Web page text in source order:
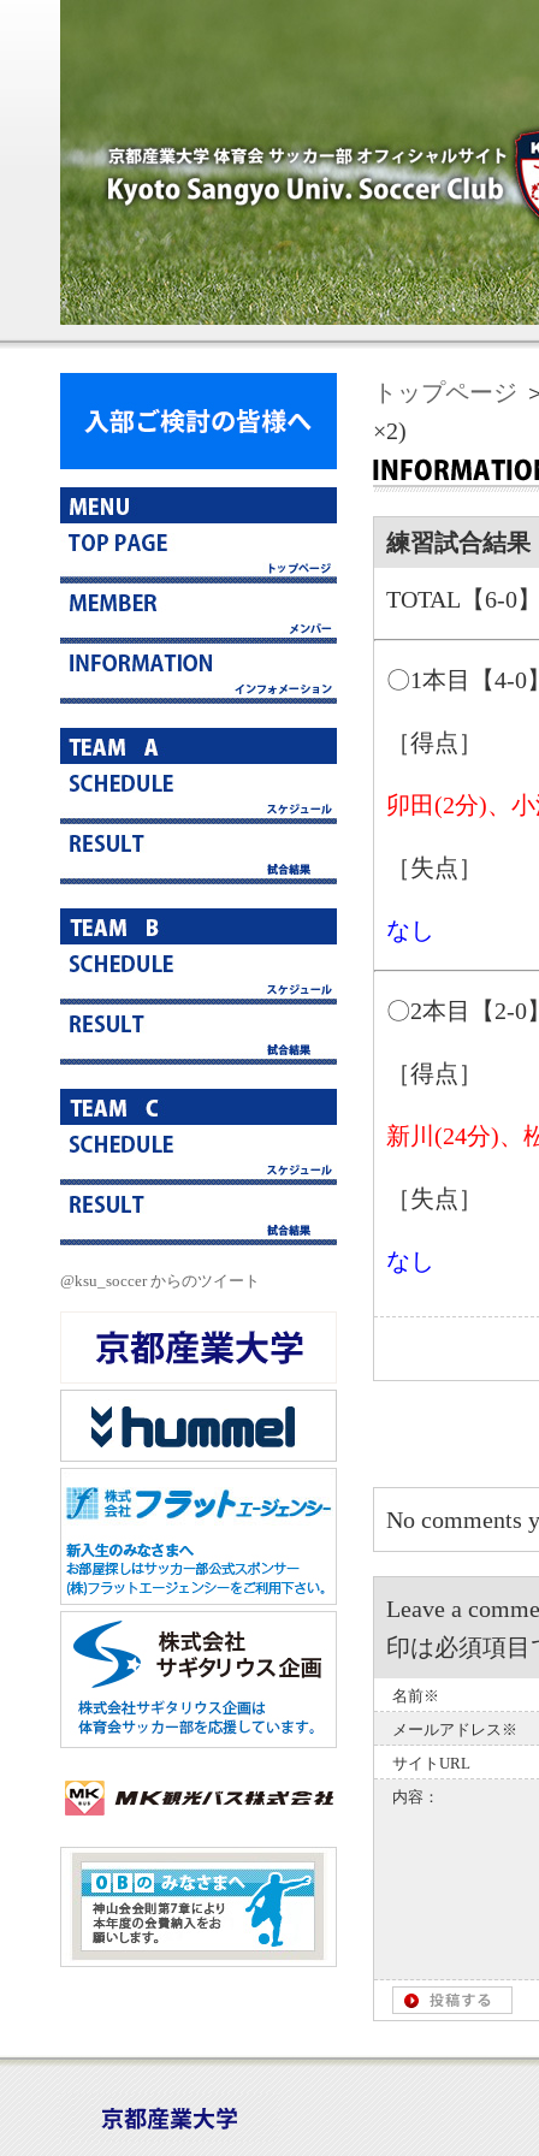
@ksu_soccer からのツイート
トップページ
×2)
練習試合結
TOTAL【6-0
〇1本目【4-0
［得点］
卯田(2分)、
［失点］
なし
〇2本目【2-0
［得点］
新川(24分)、
［失点］
なし
No comments
Leave a
印は必須項目
名前※
メールアドレス※
サイトURL
内容：